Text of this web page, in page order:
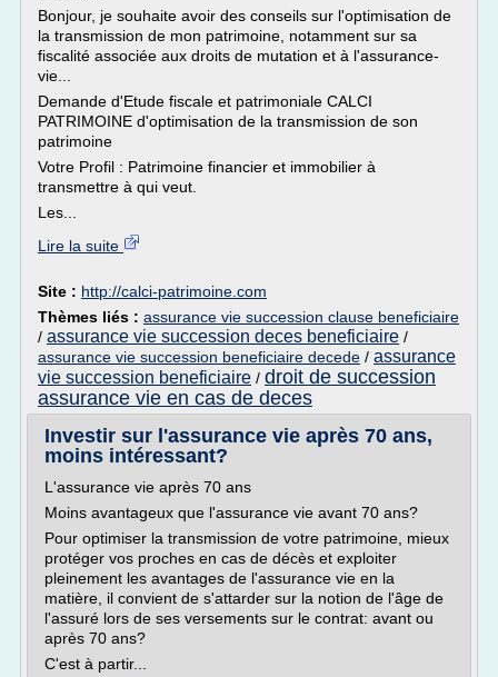
Bonjour, je souhaite avoir des conseils sur l'optimisation de
la transmission de mon patrimoine, notamment sur sa
fiscalité associée aux droits de mutation et à l'assurance-
vie...
Demande d'Etude fiscale et patrimoniale CALCI
PATRIMOINE d'optimisation de la transmission de son
patrimoine
Votre Profil : Patrimoine financier et immobilier à
transmettre à qui veut.
Les...
Lire la suite
Site : http://calci-patrimoine.com
Thèmes liés : assurance vie succession clause beneficiaire
/ assurance vie succession deces beneficiaire /
assurance vie succession beneficiaire decede / assurance
vie succession beneficiaire / droit de succession
assurance vie en cas de deces
Investir sur l'assurance vie après 70 ans,
moins intéressant?
L'assurance vie après 70 ans
Moins avantageux que l'assurance vie avant 70 ans?
Pour optimiser la transmission de votre patrimoine, mieux
protéger vos proches en cas de décès et exploiter
pleinement les avantages de l'assurance vie en la
matière, il convient de s'attarder sur la notion de l'âge de
l'assuré lors de ses versements sur le contrat: avant ou
après 70 ans?
C'est à partir...